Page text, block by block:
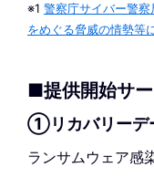
※1 警察庁サイバー警
をめぐる脅威の情勢等
■提供開始サ
①リカバリーデ
ランサムウェア感